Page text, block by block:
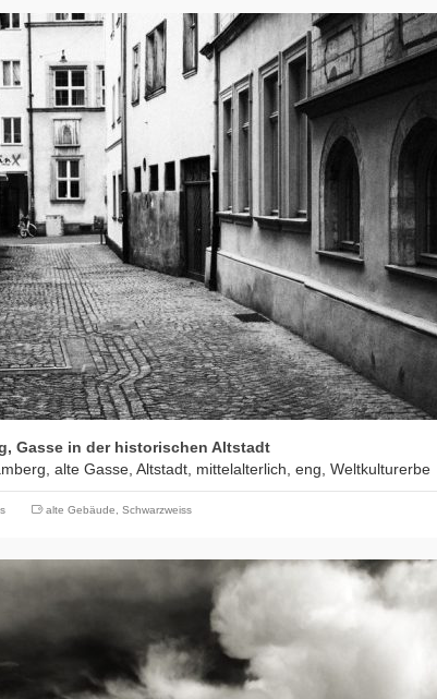
Gasse in der historischen Altstadt
alte Gasse, Altstadt, mittelalterlich, eng, Weltkulturerbe
alte Gebäude Schwarzweiss